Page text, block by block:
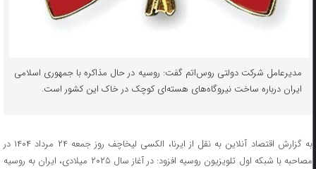
مدیرعامل شرکت دولتی روس‌اتم گفت: روسیه در حال مذاکره با جمهوری اسلامی
ایران درباره ساخت نیروگاه‌های هسته‌ای کوچک در خاک این کشور است.
به گزارش اقتصاد آنلاین به نقل از ایرنا، الکسی لیخاچف روز جمعه ۲۴ مرداد ۱۴۰۴ در
مصاحبه با شبکه اول تلویزیون روسیه افزود: در آغاز سال ۲۰۲۵ میلادی، ایران به روسیه